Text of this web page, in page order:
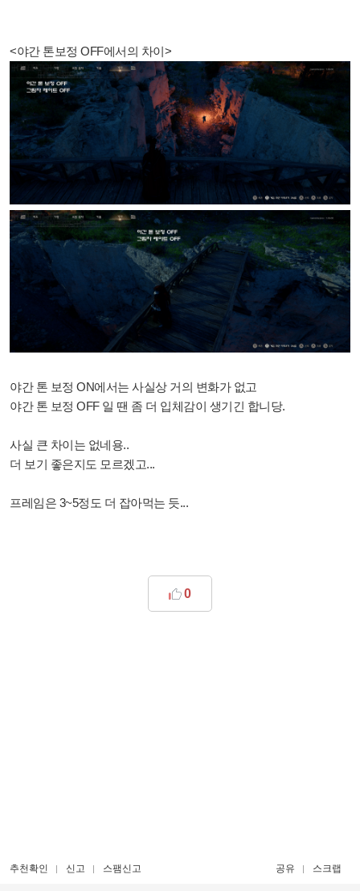
<야간 톤보정 OFF에서의 차이>
야간 톤 보정 ON에서는 사실상 거의 변화가 없고
야간 톤 보정 OFF 일 땐 좀 더 입체감이 생기긴 합니당.
사실 큰 차이는 없네용..
더 보기 좋은지도 모르겠고...
프레임은 3~5정도 더 잡아먹는 듯...
0
추천확인 신고 스팸신고 공유 스크랩